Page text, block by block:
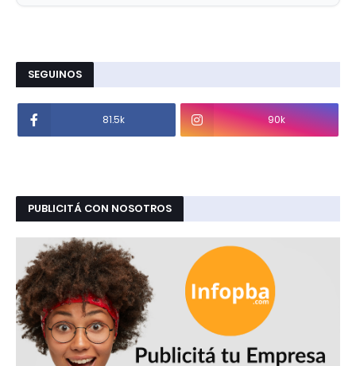
SEGUINOS
81.5k 90k
PUBLICITÁ CON NOSOTROS